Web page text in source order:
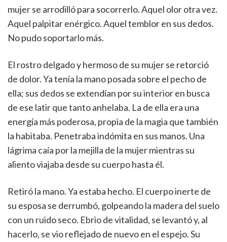
mujer se arrodilló para socorrerlo. Aquel olor otra vez.
Aquel palpitar enérgico. Aquel temblor en sus dedos.
No pudo soportarlo más.
El rostro delgado y hermoso de su mujer se retorció
de dolor. Ya tenía la mano posada sobre el pecho de
ella; sus dedos se extendían por su interior en busca
de ese latir que tanto anhelaba. La de ella era una
energía más poderosa, propia de la magia que también
la habitaba. Penetraba indómita en sus manos. Una
lágrima caía por la mejilla de la mujer mientras su
aliento viajaba desde su cuerpo hasta él.
Retiró la mano. Ya estaba hecho. El cuerpo inerte de
su esposa se derrumbó, golpeando la madera del suelo
con un ruido seco. Ebrio de vitalidad, se levantó y, al
hacerlo, se vio reflejado de nuevo en el espejo. Su